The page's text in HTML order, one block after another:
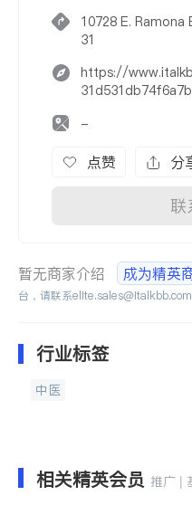
10728 E. Ramona
31
https://
-
点赞 分
联
暂无商家介绍 成为精英
台，请联系elite.sales@italkbb.com
行业标签
中医
相关精英会员 推广 |